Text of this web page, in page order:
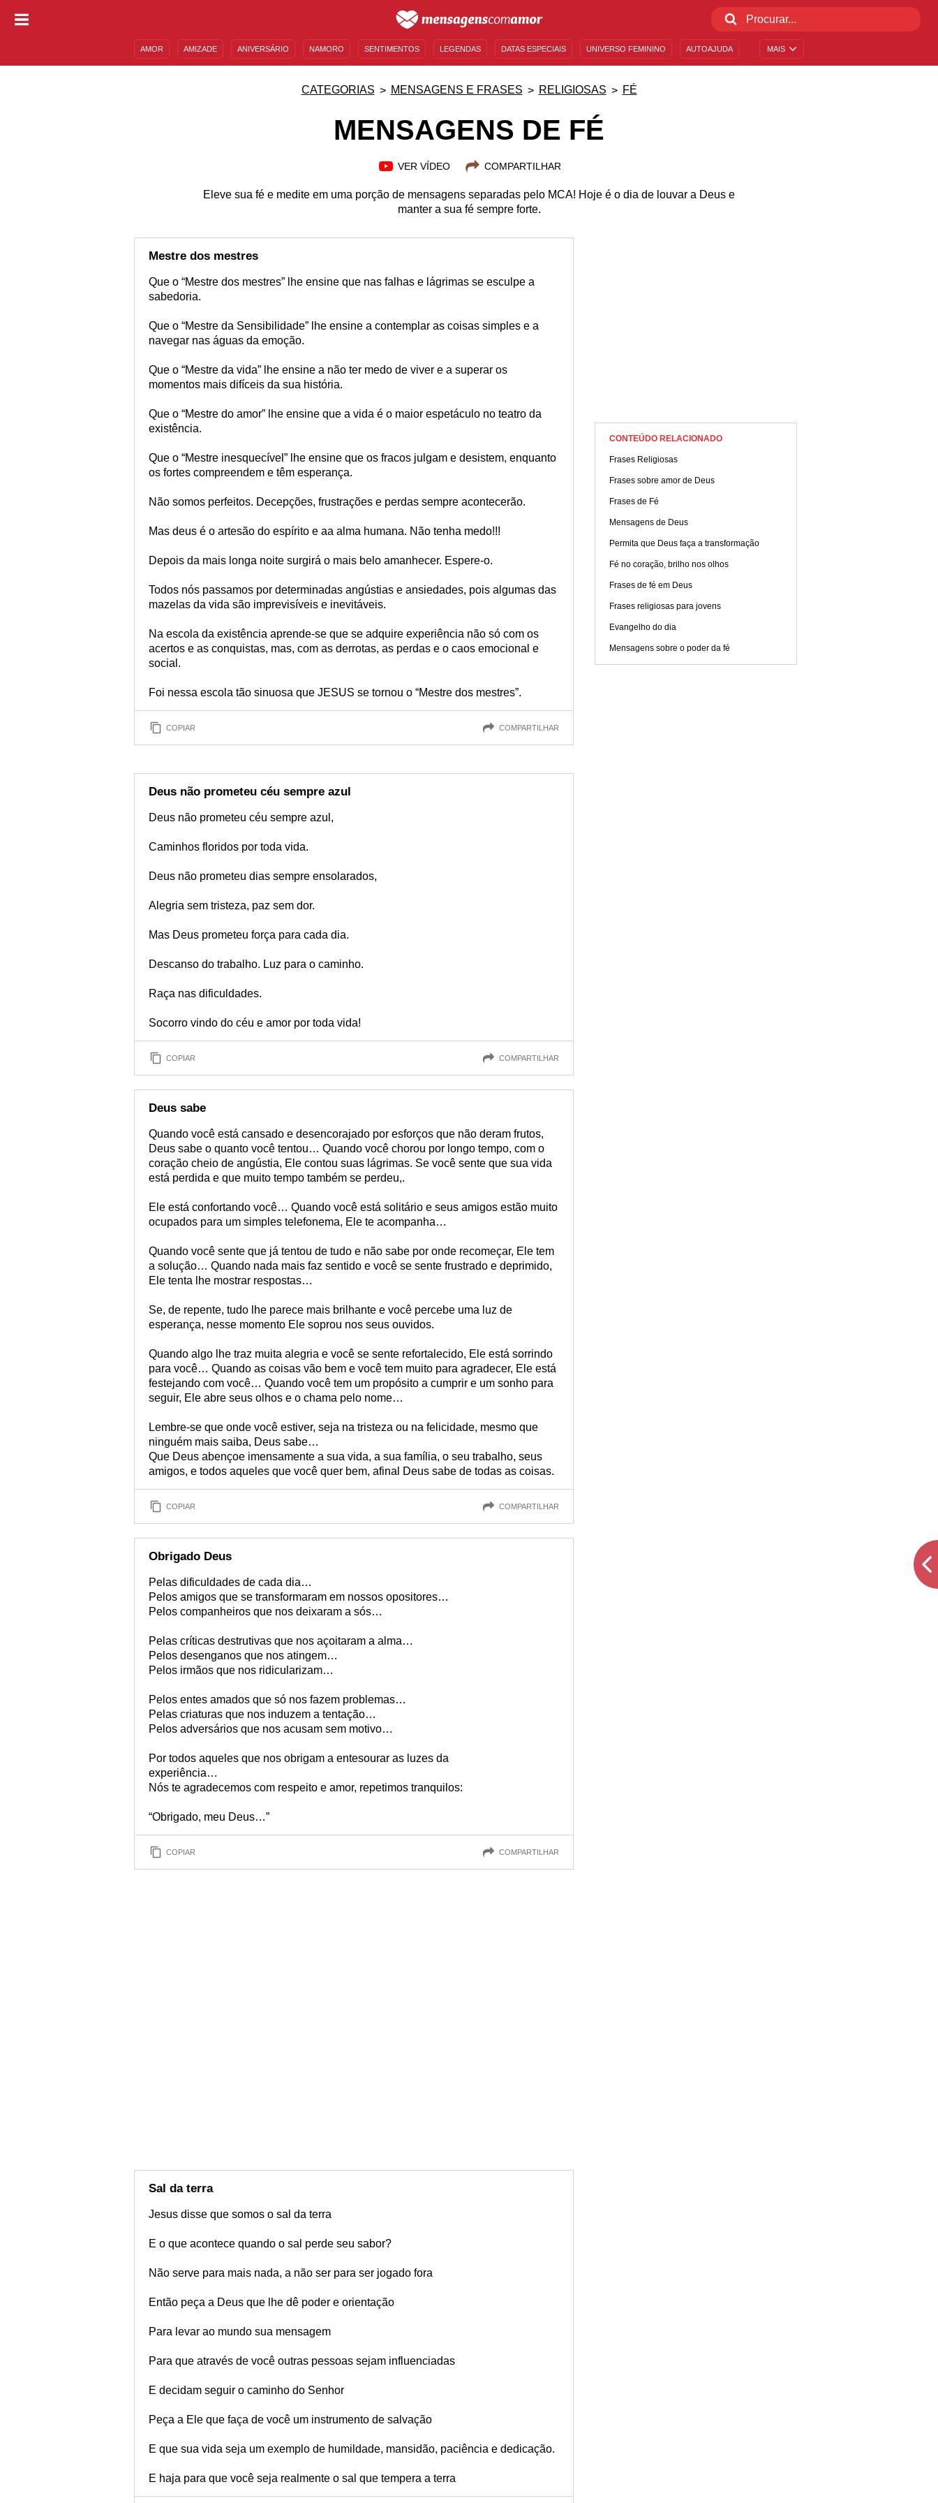
MAIS
AMOR AMIZADE ANIVERSÁRIO NAMORO SENTIMENTOS LEGENDAS DATAS ESPECIAIS UNIVERSO FEMININO AUTOAJUDA
CATEGORIAS MENSAGENS E FRASES RELIGIOSAS FÉ
MENSAGENS DE FÉ
VER VÍDEO COMPARTILHAR
Eleve sua fé e medite em uma porção de mensagens separadas pelo MCA! Hoje é o dia de louvar a Deus e
manter a sua fé sempre forte.
Mestre dos mestres
Que o “Mestre dos mestres” lhe ensine que nas falhas e lágrimas se esculpe a
sabedoria.
Que o “Mestre da Sensibilidade” lhe ensine a contemplar as coisas simples e a
navegar nas águas da emoção.
Que o “Mestre da vida” lhe ensine a não ter medo de viver e a superar os
momentos mais difíceis da sua história.
Que o “Mestre do amor” lhe ensine que a vida é o maior espetáculo no teatro da
existência.
Que o “Mestre inesquecível” lhe ensine que os fracos julgam e desistem, enquanto
os fortes compreendem e têm esperança.
Não somos perfeitos. Decepções, frustrações e perdas sempre acontecerão.
Mas deus é o artesão do espírito e aa alma humana. Não tenha medo!!!
Depois da mais longa noite surgirá o mais belo amanhecer. Espere-o.
Todos nós passamos por determinadas angústias e ansiedades, pois algumas das
mazelas da vida são imprevisíveis e inevitáveis.
Na escola da existência aprende-se que se adquire experiência não só com os
acertos e as conquistas, mas, com as derrotas, as perdas e o caos emocional e
social.
Foi nessa escola tão sinuosa que JESUS se tornou o “Mestre dos mestres”.
COPIAR COMPARTILHAR
Deus não prometeu céu sempre azul
Deus não prometeu céu sempre azul,
Caminhos floridos por toda vida.
Deus não prometeu dias sempre ensolarados,
Alegria sem tristeza, paz sem dor.
Mas Deus prometeu força para cada dia.
Descanso do trabalho. Luz para o caminho.
Raça nas dificuldades.
Socorro vindo do céu e amor por toda vida!
COPIAR COMPARTILHAR
Deus sabe
Quando você está cansado e desencorajado por esforços que não deram frutos,
Deus sabe o quanto você tentou… Quando você chorou por longo tempo, com o
coração cheio de angústia, Ele contou suas lágrimas. Se você sente que sua vida
está perdida e que muito tempo também se perdeu,.
Ele está confortando você… Quando você está solitário e seus amigos estão muito
ocupados para um simples telefonema, Ele te acompanha…
Quando você sente que já tentou de tudo e não sabe por onde recomeçar, Ele tem
a solução… Quando nada mais faz sentido e você se sente frustrado e deprimido,
Ele tenta lhe mostrar respostas…
Se, de repente, tudo lhe parece mais brilhante e você percebe uma luz de
esperança, nesse momento Ele soprou nos seus ouvidos.
Quando algo lhe traz muita alegria e você se sente refortalecido, Ele está sorrindo
para você… Quando as coisas vão bem e você tem muito para agradecer, Ele está
festejando com você… Quando você tem um propósito a cumprir e um sonho para
seguir, Ele abre seus olhos e o chama pelo nome…
Lembre-se que onde você estiver, seja na tristeza ou na felicidade, mesmo que
ninguém mais saiba, Deus sabe…
Que Deus abençoe imensamente a sua vida, a sua família, o seu trabalho, seus
amigos, e todos aqueles que você quer bem, afinal Deus sabe de todas as coisas.
COPIAR COMPARTILHAR
Obrigado Deus
Pelas dificuldades de cada dia…
Pelos amigos que se transformaram em nossos opositores…
Pelos companheiros que nos deixaram a sós…
Pelas críticas destrutivas que nos açoitaram a alma…
Pelos desenganos que nos atingem…
Pelos irmãos que nos ridicularizam…
Pelos entes amados que só nos fazem problemas…
Pelas criaturas que nos induzem a tentação…
Pelos adversários que nos acusam sem motivo…
Por todos aqueles que nos obrigam a entesourar as luzes da
experiência…
Nós te agradecemos com respeito e amor, repetimos tranquilos:
“Obrigado, meu Deus…”
COPIAR COMPARTILHAR
Sal da terra
Jesus disse que somos o sal da terra
E o que acontece quando o sal perde seu sabor?
Não serve para mais nada, a não ser para ser jogado fora
Então peça a Deus que lhe dê poder e orientação
Para levar ao mundo sua mensagem
Para que através de você outras pessoas sejam influenciadas
E decidam seguir o caminho do Senhor
Peça a Ele que faça de você um instrumento de salvação
E que sua vida seja um exemplo de humildade, mansidão, paciência e dedicação.
E haja para que você seja realmente o sal que tempera a terra
CONTEÚDO RELACIONADO
Frases Religiosas
Frases sobre amor de Deus
Frases de Fé
Mensagens de Deus
Permita que Deus faça a transformação
Fé no coração, brilho nos olhos
Frases de fé em Deus
Frases religiosas para jovens
Evangelho do dia
Mensagens sobre o poder da fé